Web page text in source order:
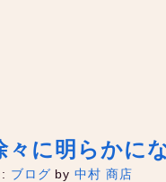
に明らかに
ブログ by中村 商店